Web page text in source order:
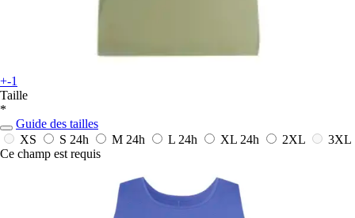
+-1
Taille
*
Guide des tailles
XS
S 24h M 24h L 24h XL 24h 2XL
3XL
Ce champ est requis